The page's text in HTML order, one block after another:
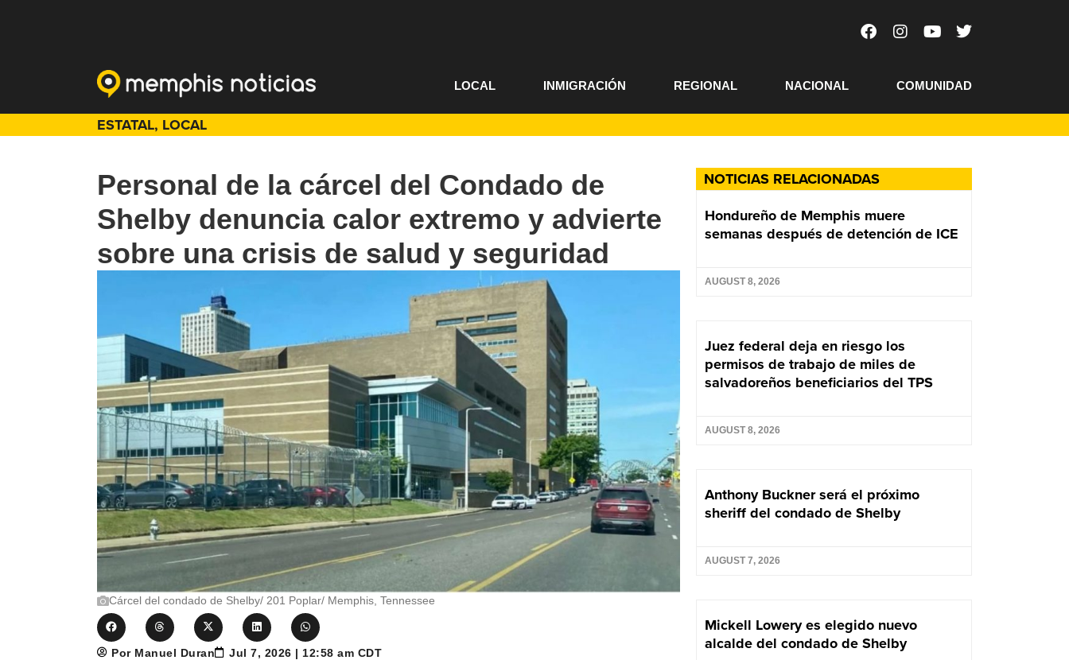
LOCAL INMIGRACIÓN REGIONAL NACIONAL COMUNIDAD
ESTATAL, LOCAL
NOTICIAS RELACIONADAS
Hondureño de Memphis muere
semanas después de detención de ICE
AUGUST 8, 2026
Juez federal deja en riesgo los
permisos de trabajo de miles de
salvadoreños beneficiarios del TPS
AUGUST 8, 2026
Anthony Buckner será el próximo
sheriff del condado de Shelby
AUGUST 7, 2026
Mickell Lowery es elegido nuevo
alcalde del condado de Shelby
Personal de la cárcel del Condado de
Shelby denuncia calor extremo y advierte
sobre una crisis de salud y seguridad
Cárcel del condado de Shelby/ 201 Poplar/ Memphis, Tennessee
Por Manuel Duran Jul 7, 2026 | 12:58 am CDT